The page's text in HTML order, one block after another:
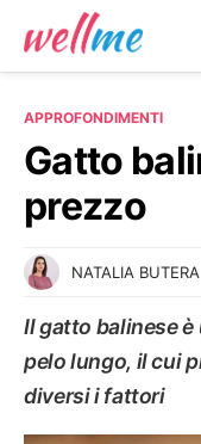
APPROFONDIMENTI
Gatto
prezzo
NATALIA BUTERA
Il gatto balinese
pelo lungo, il cui
diversi i fattori